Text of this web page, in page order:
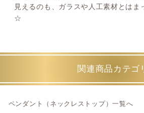
見えるのも、ガラスや人工素材とはま
☆
関連商品カテゴ
ペンダント（ネックレストップ）一覧へ